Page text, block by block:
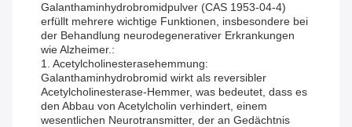
Galanthaminhydrobromidpulver (CAS 1953-04-4)
erfüllt mehrere wichtige Funktionen, insbesondere bei
der Behandlung neurodegenerativer Erkrankungen
wie Alzheimer.:
1. Acetylcholinesterasehemmung:
Galanthaminhydrobromid wirkt als reversibler
Acetylcholinesterase-Hemmer, was bedeutet, dass es
den Abbau von Acetylcholin verhindert, einem
wesentlichen Neurotransmitter, der an Gedächtnis